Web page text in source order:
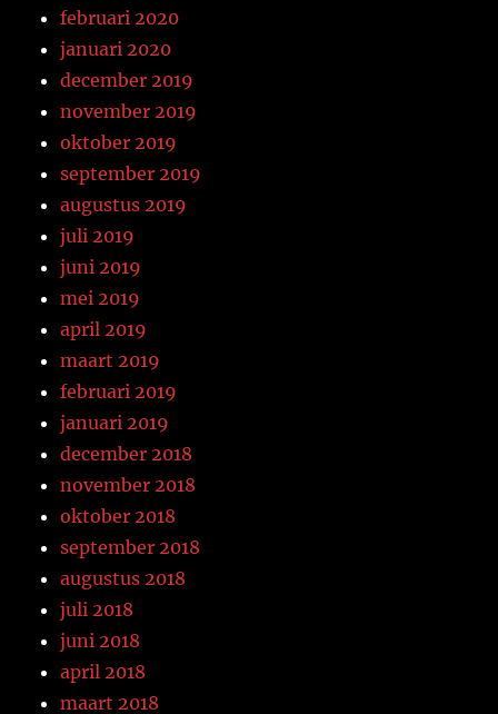
februari 2020
januari 2020
december 2019
november 2019
oktober 2019
september 2019
augustus 2019
juli 2019
juni 2019
mei 2019
april 2019
maart 2019
februari 2019
januari 2019
december 2018
november 2018
oktober 2018
september 2018
augustus 2018
juli 2018
juni 2018
april 2018
maart 2018